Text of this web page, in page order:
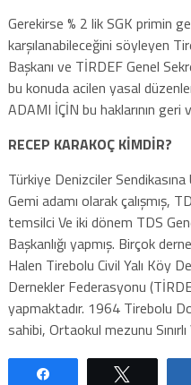
Gerekirse % 2 lik SGK primin
karşılanabileceğini söyleyen
Başkanı ve TİRDEF Genel
bu konuda acilen yasal
ADAMI İÇİN bu haklarının
RECEP KARAKOÇ KİMDİR?
Türkiye Denizciler
Gemi adamı olarak çalışmış,
temsilci Ve iki dönem TDS
Başkanlığı yapmış. Birçok
Halen Tirebolu Civil Yalı Köy
Dernekler Federasyonu
yapmaktadır. 1964 Tirebolu
sahibi, Ortaokul mezunu